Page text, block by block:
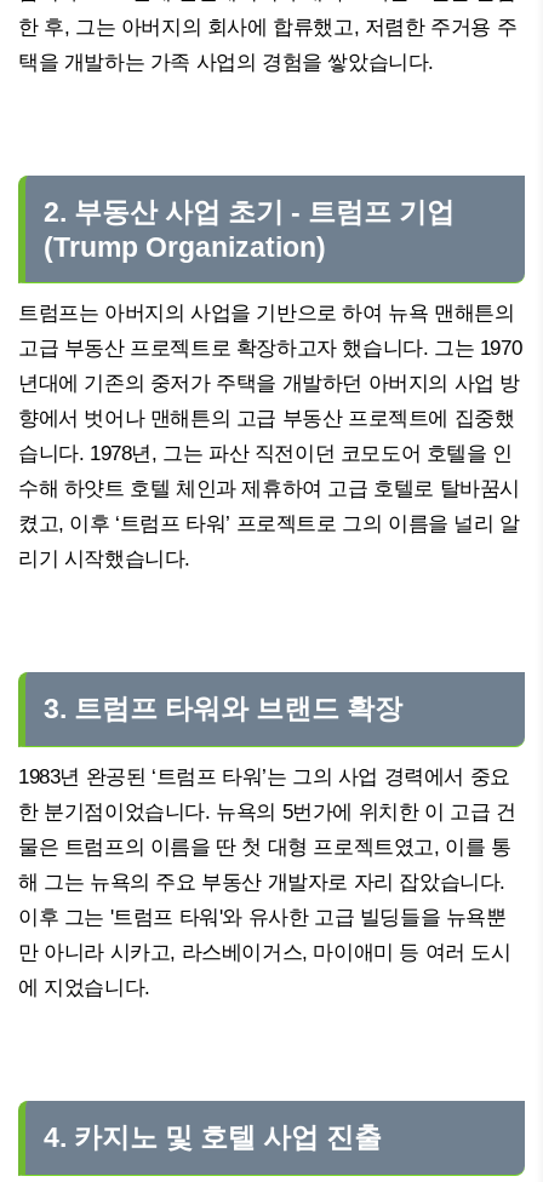
한 후, 그는 아버지의 회사에 합류했고, 저렴한 주거용 주
택을 개발하는 가족 사업의 경험을 쌓았습니다.
2. 부동산 사업 초기 - 트럼프 기업
(Trump Organization)
트럼프는 아버지의 사업을 기반으로 하여 뉴욕 맨해튼의
고급 부동산 프로젝트로 확장하고자 했습니다. 그는 1970
년대에 기존의 중저가 주택을 개발하던 아버지의 사업 방
향에서 벗어나 맨해튼의 고급 부동산 프로젝트에 집중했
습니다. 1978년, 그는 파산 직전이던 코모도어 호텔을 인
수해 하얏트 호텔 체인과 제휴하여 고급 호텔로 탈바꿈시
켰고, 이후 ‘트럼프 타워’ 프로젝트로 그의 이름을 널리 알
리기 시작했습니다.
3. 트럼프 타워와 브랜드 확장
1983년 완공된 ‘트럼프 타워’는 그의 사업 경력에서 중요
한 분기점이었습니다. 뉴욕의 5번가에 위치한 이 고급 건
물은 트럼프의 이름을 딴 첫 대형 프로젝트였고, 이를 통
해 그는 뉴욕의 주요 부동산 개발자로 자리 잡았습니다.
이후 그는 '트럼프 타워'와 유사한 고급 빌딩들을 뉴욕뿐
만 아니라 시카고, 라스베이거스, 마이애미 등 여러 도시
에 지었습니다.
4. 카지노 및 호텔 사업 진출